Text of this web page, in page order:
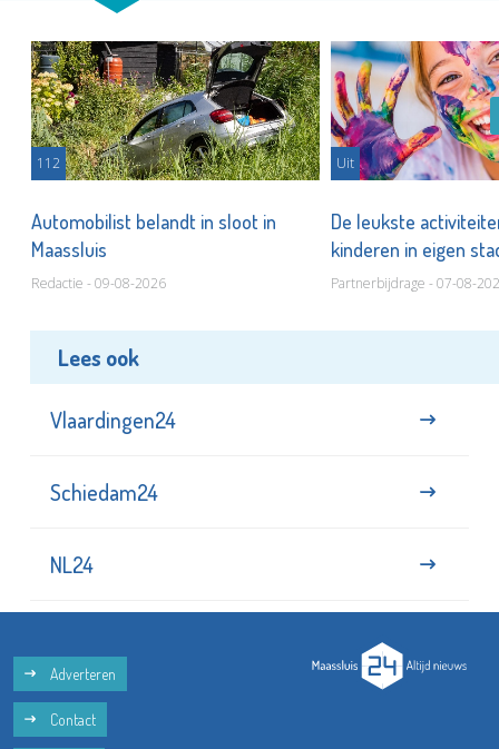
112
Automobilist belandt in sloot in
Maassluis
Redactie - 09-08-2026
Uit
De leukste
kinderen in eigen
Partnerbijdrage - 07-08-
Lees ook
Vlaardingen24
Schiedam24
NL24
Adverteren
Contact